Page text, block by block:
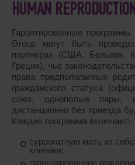
HUMAN
Гарантированные
Group могут быть
партнерах (США, Бельгия,
Греция), чье
права предполагаемых
гражданского статуса
союз, однополые пары,
дистанционно без приезда
Каждая программа включает:
суррогатную мать из
клиники;
гарантированное